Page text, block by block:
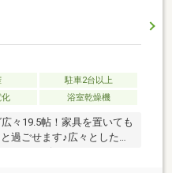
駐車2台以上
化 浴室乾燥機
々19.5帖！家具を置いても
過ごせます♪広々とした玄